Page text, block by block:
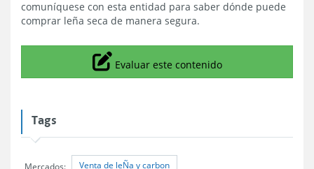
comuníquese con esta entidad para saber dónde puede
comprar leña seca de manera segura.
Icono
Evaluar este contenido
Tags
Mercados: Venta de leÑa y carbon